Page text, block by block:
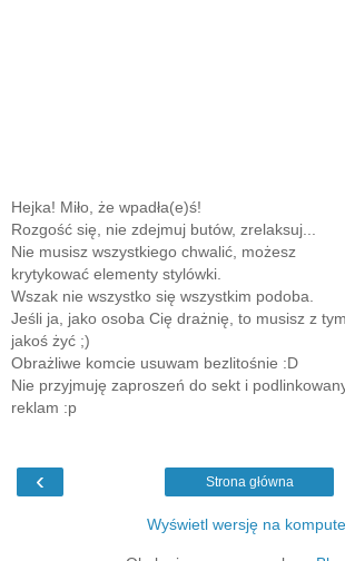
Hejka! Miło, że wpadła(e)ś!
Rozgość się, nie zdejmuj butów, zrelaksuj...
Nie musisz wszystkiego chwalić, możesz
krytykować elementy stylówki.
Wszak nie wszystko się wszystkim podoba.
Jeśli ja, jako osoba Cię drażnię, to musisz z tym
jakoś żyć ;)
Obrażliwe komcie usuwam bezlitośnie :D
Nie przyjmuję zaproszeń do sekt i
reklam :p
‹ Strona główna
Wyświetl wersję na